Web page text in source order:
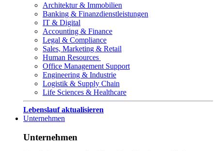
Architektur & Immobilien
Banking & Finanzdienstleistungen
IT & Digital
Accounting & Finance
Legal & Compliance
Sales, Marketing & Retail
Human Resources
Office Management Support
Engineering & Industrie
Logistik & Supply Chain
Life Sciences & Healthcare
Lebenslauf aktualisieren
Unternehmen
Unternehmen